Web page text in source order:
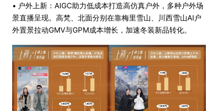
• 户外上新：AIGC助力低成本打造高仿真户外，多种户外场
景直播呈现。高梵、北面分别在靠梅里雪山、川西雪山AI户
外置景拉动GMV与GPM成本增长，加速冬装新品转化。